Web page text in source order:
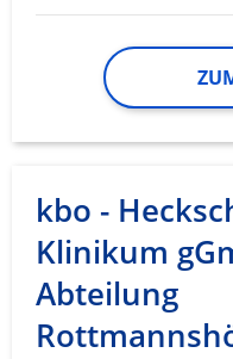
kbo -
Klinikum
Abteilung